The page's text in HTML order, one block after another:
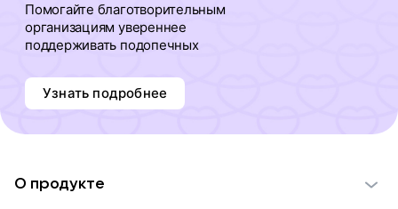
Помогайте благотворительным
организациям увереннее
поддерживать подопечных
Узнать подробнее
О продукте